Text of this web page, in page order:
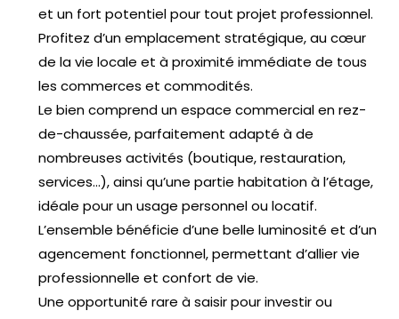
et un fort potentiel pour tout projet professionnel.
Profitez d’un emplacement stratégique, au cœur
de la vie locale et à proximité immédiate de tous
les commerces et commodités.
Le bien comprend un espace commercial en rez-
de-chaussée, parfaitement adapté à de
nombreuses activités (boutique, restauration,
services…), ainsi qu’une partie habitation à l’étage,
idéale pour un usage personnel ou locatif.
L’ensemble bénéficie d’une belle luminosité et d’un
agencement fonctionnel, permettant d’allier vie
professionnelle et confort de vie.
Une opportunité rare à saisir pour investir ou